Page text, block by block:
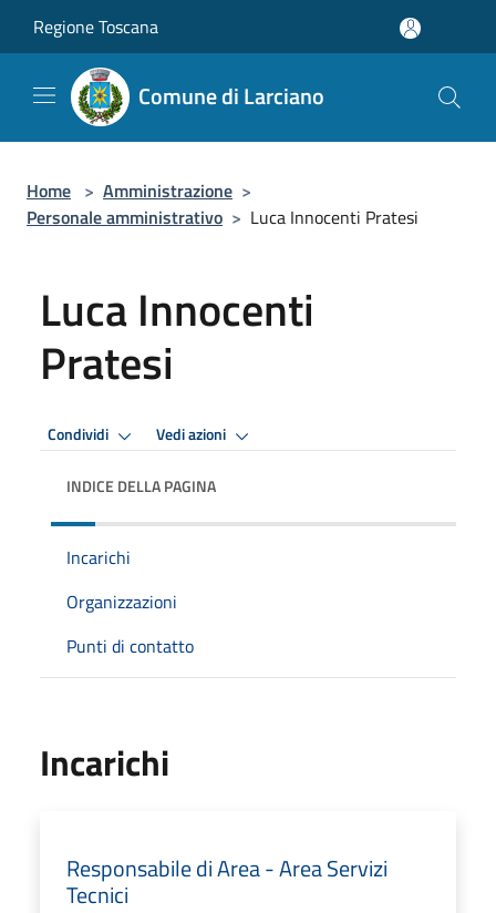
Regione Toscana
Comune di Larciano
Home > Amministrazione >
Personale amministrativo > Luca Innocenti Pratesi
Luca Innocenti
Pratesi
Condividi Vedi azioni
INDICE DELLA PAGINA
Incarichi
Organizzazioni
Punti di contatto
Incarichi
Responsabile di Area - Area Servizi
Tecnici